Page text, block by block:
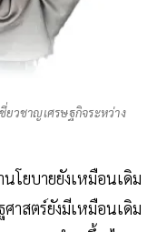
ยวชาญเศรษฐกิจระหว่าง
นโยบายยังเหมือนเดิม
าสตร์ยังมีเหมือนเดิม